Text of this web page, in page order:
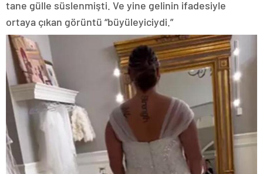
tane gülle süslenmişti. Ve yine gelinin ifadesiyle
ortaya çıkan görüntü “büyüleyiciydi.”